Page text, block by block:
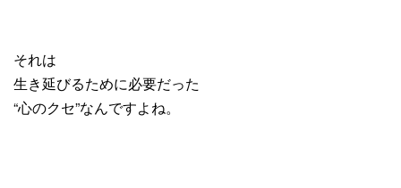
それは
生き延びるために必要だった
“心のクセ”なんですよね。